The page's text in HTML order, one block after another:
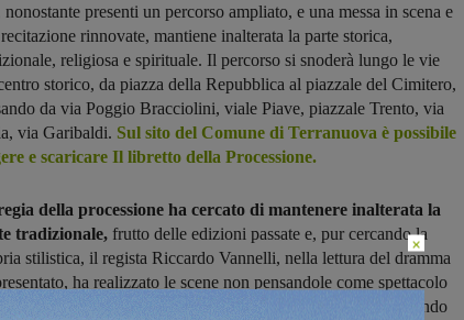
nonostante presenti un percorso ampliato, e una messa in scena e
rinnovate, mantiene inalterata la parte storica,
religiosa e spirituale. Il percorso si snoderà lungo le vie
storico, da piazza della Repubblica al piazzale del Cimitero,
da via Poggio Bracciolini, viale Piave, piazzale Trento, via
via Garibaldi. Sul sito del Comune di Terranuova è possibile
e scaricare Il libretto della Processione.
della processione ha cercato di mantenere inalterata la
tradizionale, frutto delle edizioni passate e, pur cercando la
stilistica, il regista Riccardo Vannelli, nella lettura del dramma
ha realizzato le scene non pensandole come spettacolo
ma come rappresentazione della Passione di Gesù, lavorando
×